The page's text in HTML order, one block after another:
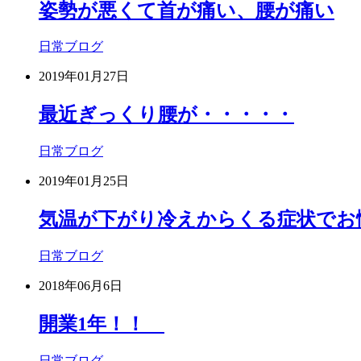
姿勢が悪くて首が痛い、腰が痛い
日常ブログ
2019年01月27日
最近ぎっくり腰が・・・・・
日常ブログ
2019年01月25日
気温が下がり冷えからくる症状で
日常ブログ
2018年06月6日
開業1年！！